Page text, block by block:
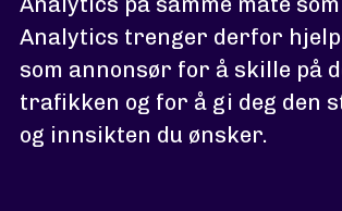
Analytics trenger derfor
som annonsør for å skille på
trafikken og for å gi deg den
og innsikten du ønsker.